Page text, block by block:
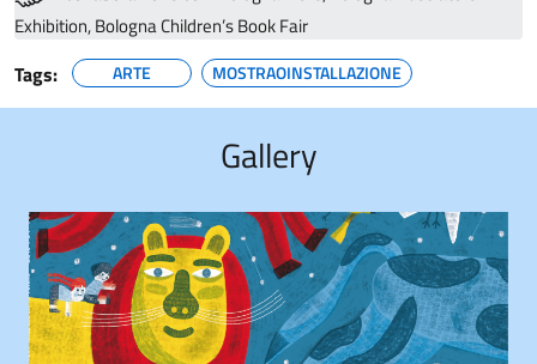
Exhibition, Bologna Children’s Book Fair
Tags: ARTE MOSTRAOINSTALLAZIONE
Gallery